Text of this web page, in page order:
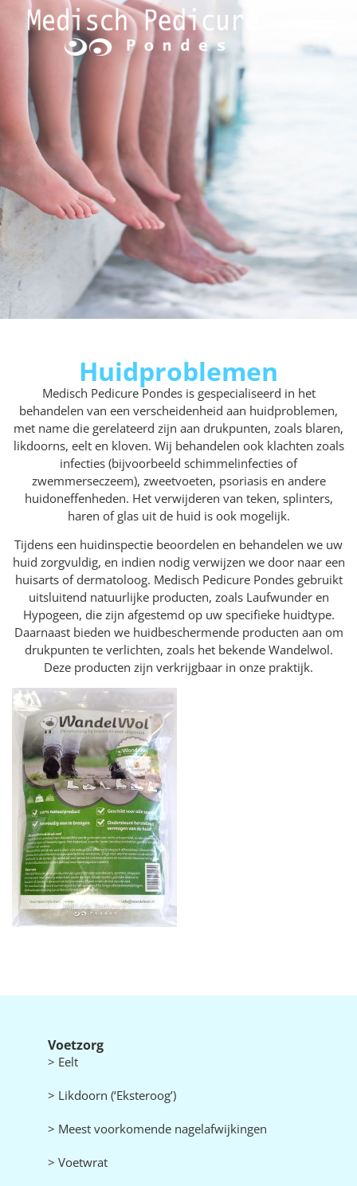
Huidproblemen
Medisch Pedicure Pondes is gespecialiseerd in het
behandelen van een verscheidenheid aan huidproblemen,
met name die gerelateerd zijn aan drukpunten, zoals blaren,
likdoorns, eelt en kloven. Wij behandelen ook klachten zoals
infecties (bijvoorbeeld schimmelinfecties of
zwemmerseczeem), zweetvoeten, psoriasis en andere
huidoneffenheden. Het verwijderen van teken, splinters,
haren of glas uit de huid is ook mogelijk.
Tijdens een huidinspectie beoordelen en behandelen we uw
huid zorgvuldig, en indien nodig verwijzen we door naar een
huisarts of dermatoloog. Medisch Pedicure Pondes gebruikt
uitsluitend natuurlijke producten, zoals Laufwunder en
Hypogeen, die zijn afgestemd op uw specifieke huidtype.
Daarnaast bieden we huidbeschermende producten aan om
drukpunten te verlichten, zoals het bekende Wandelwol.
Deze producten zijn verkrijgbaar in onze praktijk.
Voetzorg
> Eelt
> Likdoorn (‘Eksteroog’)
> Meest voorkomende nagelafwijkingen
> Voetwrat